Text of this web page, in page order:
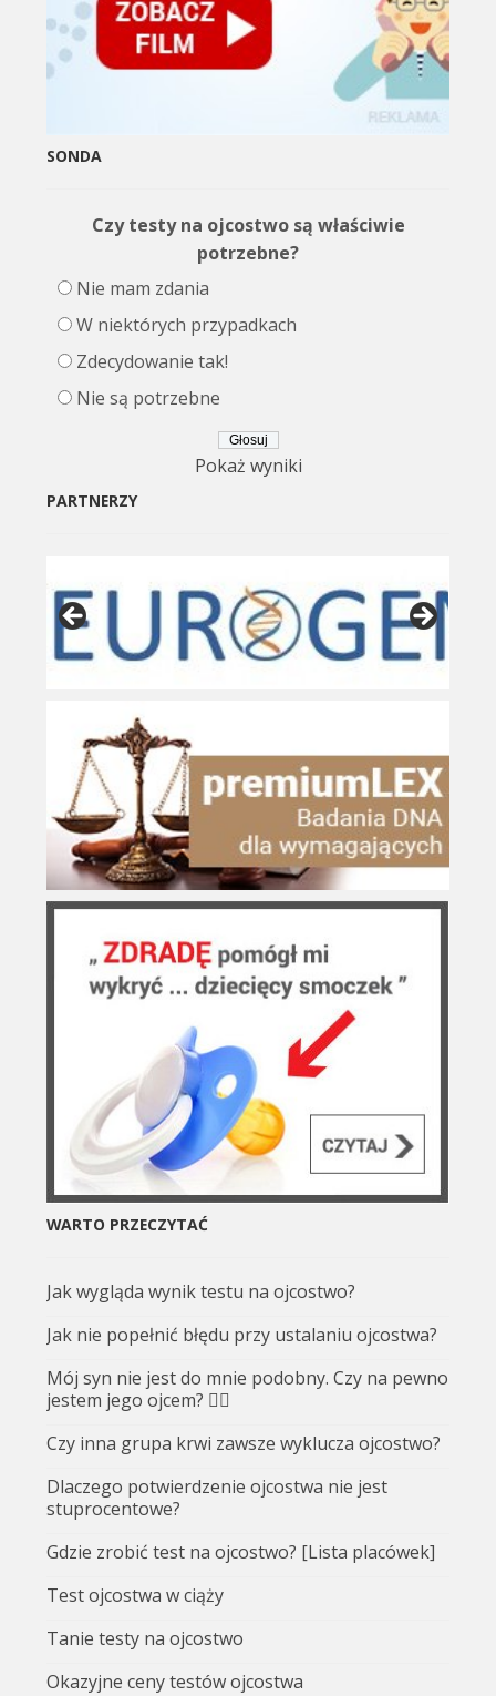
SONDA
Czy testy na ojcostwo są właściwie
potrzebne?
Nie mam zdania
W niektórych przypadkach
Zdecydowanie tak!
Nie są potrzebne
Pokaż wyniki
PARTNERZY
WARTO PRZECZYTAĆ
Jak wygląda wynik testu na ojcostwo?
Jak nie popełnić błędu przy ustalaniu ojcostwa?
Mój syn nie jest do mnie podobny. Czy na pewno
jestem jego ojcem? 🤷‍♂️
Czy inna grupa krwi zawsze wyklucza ojcostwo?
Dlaczego potwierdzenie ojcostwa nie jest
stuprocentowe?
Gdzie zrobić test na ojcostwo? [Lista placówek]
Test ojcostwa w ciąży
Tanie testy na ojcostwo
Okazyjne ceny testów ojcostwa